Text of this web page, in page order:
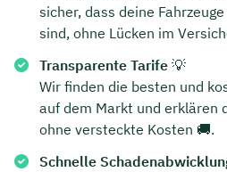
sicher, dass deine
sind, ohne Lücken im
Transparente Tarife 💡
Wir finden die besten und
auf dem Markt und erklären
ohne versteckte Kosten 🚚.
Schnelle